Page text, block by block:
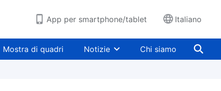
App per smartphone/tablet Italiano
Mostra di quadri Notizie Chi siamo